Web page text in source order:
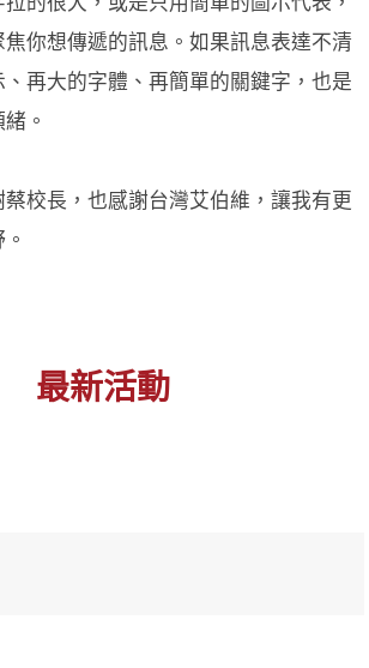
的很大，或是只用簡單的圖示代表，
你想傳遞的訊息。如果訊息表達不清
再大的字體、再簡單的關鍵字，也是
。
校長，也感謝台灣艾伯維，讓我有更
最新活動